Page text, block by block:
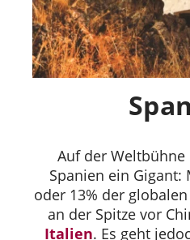
Auf der
Spanien ein Gigant:
oder 13% der
an der Spitze vor
Italien. Es geht